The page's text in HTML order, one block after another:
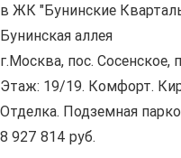
в ЖК "Бунинские
Бунинская аллея
г.Москва, пос. Сосенское,
Этаж: 19/19. Комфорт.
Отделка. Подземная
8 927 814 руб.